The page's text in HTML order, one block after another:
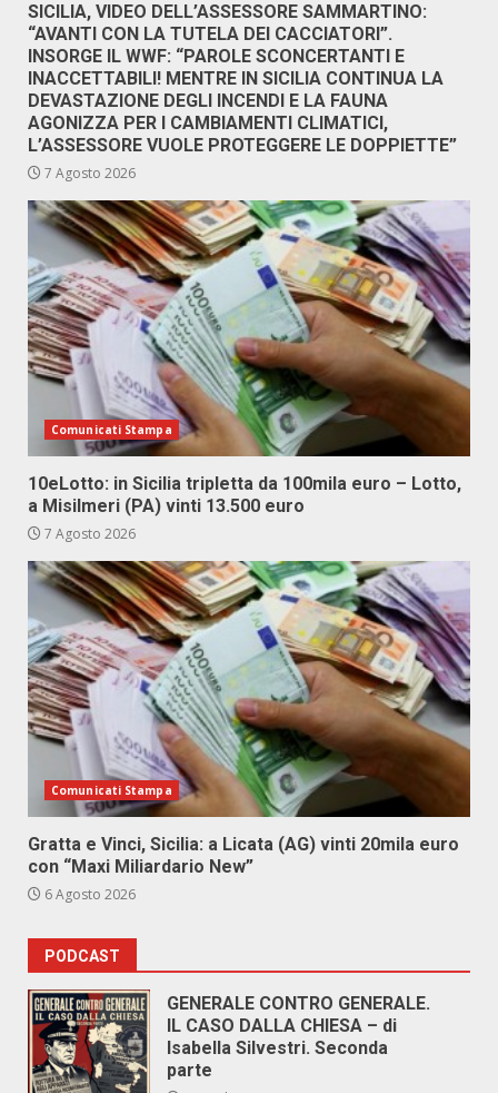
SICILIA, VIDEO DELL’ASSESSORE SAMMARTINO:
“AVANTI CON LA TUTELA DEI CACCIATORI”.
INSORGE IL WWF: “PAROLE SCONCERTANTI E
INACCETTABILI! MENTRE IN SICILIA CONTINUA LA
DEVASTAZIONE DEGLI INCENDI E LA FAUNA
AGONIZZA PER I CAMBIAMENTI CLIMATICI,
L’ASSESSORE VUOLE PROTEGGERE LE DOPPIETTE”
7 Agosto 2026
Comunicati Stampa
10eLotto: in Sicilia tripletta da 100mila euro – Lotto,
a Misilmeri (PA) vinti 13.500 euro
7 Agosto 2026
Comunicati Stampa
Gratta e Vinci, Sicilia: a Licata (AG) vinti 20mila euro
con “Maxi Miliardario New”
6 Agosto 2026
PODCAST
GENERALE CONTRO GENERALE.
IL CASO DALLA CHIESA – di
Isabella Silvestri. Seconda
parte